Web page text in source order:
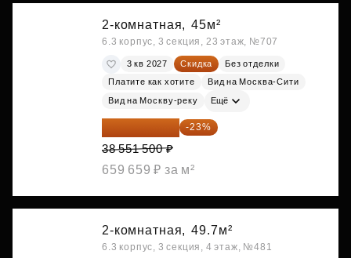
2-комнатная, 45м²
6.3 корпус, 3 секция, 23 этаж, №707
3 кв 2027 Скидка
Без отделки
Платите как хотите
Вид на Москва-Сити
Вид на Москву-реку Ещё
29 684 655 ₽ -23%
38 551 500 ₽
659 659 ₽ за м²
2-комнатная, 49.7м²
6.3 корпус, 3 секция, 4 этаж, №481